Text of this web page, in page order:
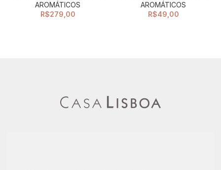
AROMÁTICOS
R$279,00
AROMÁTICOS
R$49,00